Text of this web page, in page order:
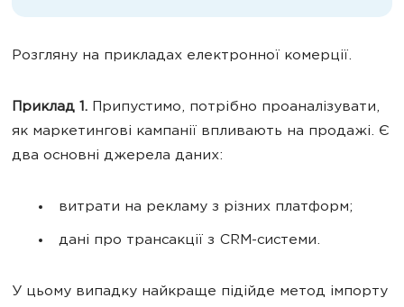
Розгляну на прикладах електронної комерції.
Приклад 1. Припустимо, потрібно проаналізувати,
як маркетингові кампанії впливають на продажі. Є
два основні джерела даних:
витрати на рекламу з різних платформ;
дані про трансакції з CRM-системи.
У цьому випадку найкраще підійде метод імпорту